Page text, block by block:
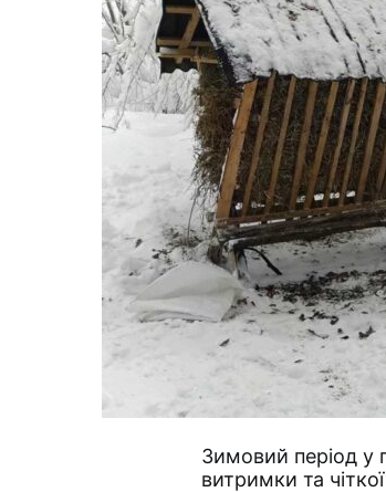
Зимовий період у
витримки та чіткої